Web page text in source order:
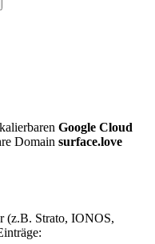
Google Cloud
Domain surface.love
(z.B. Strato, IONOS,